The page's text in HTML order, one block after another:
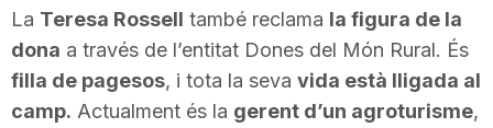
La Teresa Rossell també reclama la figura de la
dona a través de l’entitat Dones del Món Rural. És
filla de pagesos, i tota la seva vida està lligada al
camp. Actualment és la gerent d’un agroturisme,